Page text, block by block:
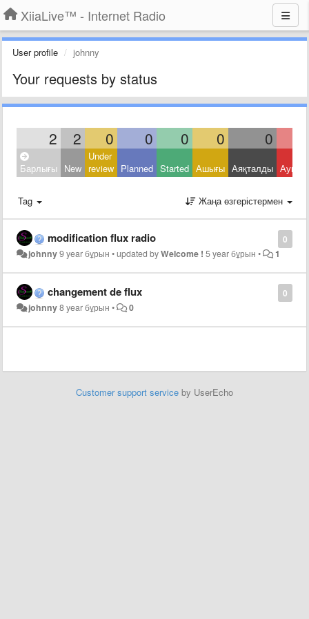
XiiaLive™ - Internet Radio
User profile johnny
Your requests by status
2 2 0 0 0 0 0
Барлығы New
Under
review Planned Started Ашығы Аяқталды
Tag Жаңа өзгерістермен
0
modification flux radio
johnny9 year бұрын •updated byWelcome ! 5 year бұрын • 1
0
changement de flux
johnny8 year бұрын • 0
Customer support service by UserEcho